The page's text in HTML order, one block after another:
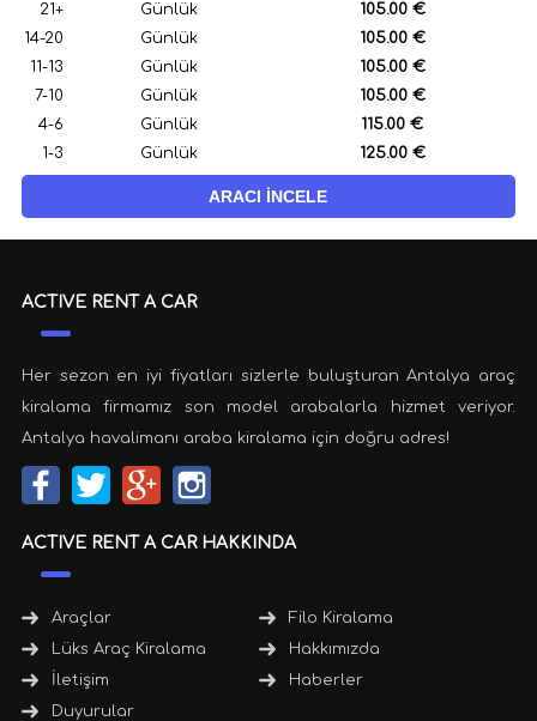
21+
Günlük
14-20
Günlük
11-13
Günlük
7-10
Günlük
4-6
Günlük
1-3
Günlük
105.00 €
105.00 €
105.00 €
105.00 €
115.00 €
125.00 €
ARACI İNCELE
ACTIVE RENT A CAR
Her sezon en iyi fiyatları sizlerle buluşturan Antalya araç
kiralama firmamız son model arabalarla hizmet veriyor.
Antalya havalimanı araba kiralama için doğru adres!
ACTIVE RENT A CAR HAKKINDA
Araçlar
Filo Kiralama
Lüks Araç Kiralama
Hakkımızda
İletişim
Haberler
Duyurular